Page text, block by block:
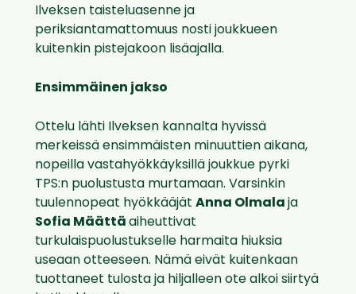
Ilveksen taisteluasenne ja
periksiantamattomuus nosti joukkueen
kuitenkin pistejakoon lisäajalla.
Ensimmäinen jakso
Ottelu lähti Ilveksen kannalta hyvissä
merkeissä ensimmäisten minuuttien aikana,
nopeilla vastahyökkäyksillä joukkue pyrki
TPS:n puolustusta murtamaan. Varsinkin
tuulennopeat hyökkääjät Anna Olmala ja
Sofia Määttä aiheuttivat
turkulaispuolustukselle harmaita hiuksia
useaan otteeseen. Nämä eivät kuitenkaan
tuottaneet tulosta ja hiljalleen ote alkoi siirtyä